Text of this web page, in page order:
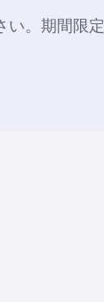
。期間限